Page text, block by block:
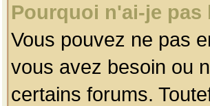
Pourquoi n'ai-je
Vous pouvez ne pas
vous avez besoin ou
certains forums.